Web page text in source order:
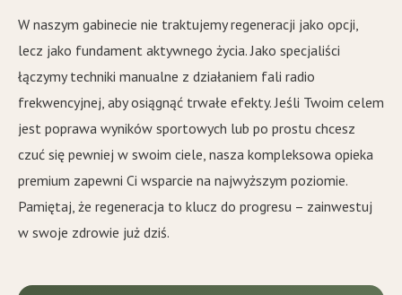
W naszym gabinecie nie traktujemy regeneracji jako opcji,
lecz jako fundament aktywnego życia. Jako specjaliści
łączymy techniki manualne z działaniem fali radio
frekwencyjnej, aby osiągnąć trwałe efekty. Jeśli Twoim celem
jest poprawa wyników sportowych lub po prostu chcesz
czuć się pewniej w swoim ciele, nasza kompleksowa opieka
premium zapewni Ci wsparcie na najwyższym poziomie.
Pamiętaj, że regeneracja to klucz do progresu – zainwestuj
w swoje zdrowie już dziś.